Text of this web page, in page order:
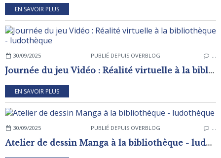
EN SAVOIR PLUS
30/09/2025 PUBLIÉ DEPUIS OVERBLOG
Journée du jeu Vidéo : Réalité virtuelle à la bibliothèque - ludothèque
EN SAVOIR PLUS
30/09/2025 PUBLIÉ DEPUIS OVERBLOG
Atelier de dessin Manga à la bibliothèque - ludothèque